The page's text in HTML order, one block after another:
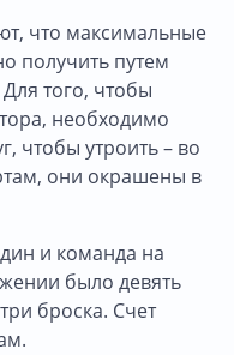
что максимальные
получить путем
того, чтобы
необходимо
чтобы утроить – во
они окрашены в
и команда на
было девять
броска. Счет